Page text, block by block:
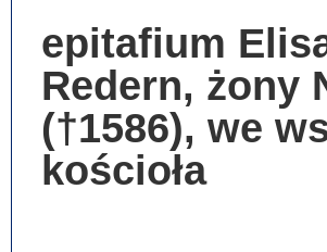
epitafium
Redern, żony
(†1586), we
kościoła